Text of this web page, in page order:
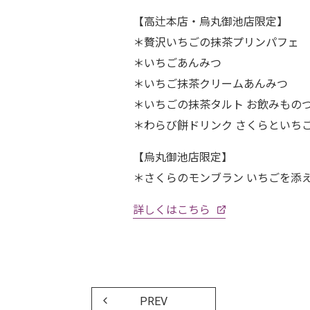
【高辻本店・烏丸御池店限定】
＊贅沢いちごの抹茶プリンパフェ
＊いちごあんみつ
＊いちご抹茶クリームあんみつ
＊いちごの抹茶タルト お飲みもの
＊わらび餅ドリンク さくらといち
【烏丸御池店限定】
＊さくらのモンブラン いちごを添
詳しくはこちら
PREV